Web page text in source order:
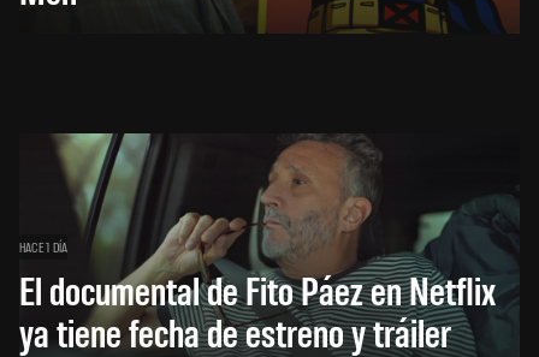
HACE 1 DÍA
El documental de Fito Páez en Netflix
ya tiene fecha de estreno y tráiler